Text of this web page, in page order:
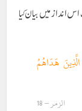
انداز میں بیان کیا
هَدَاهُمُ
الزمر – 18